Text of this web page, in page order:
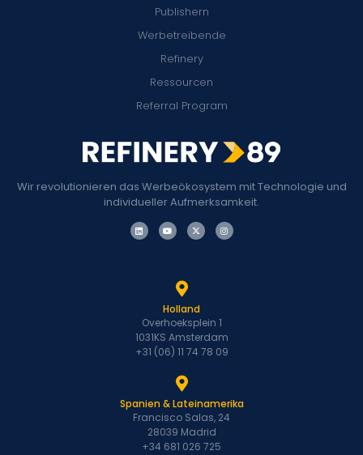
Wir revolutionieren das Werbeökosystem mit Technologie und
individueller Aufmerksamkeit.
Publishern
Werbetreibende
Refinery
Ressourcen
Referral Program
Holland
Overhoeksplein 1
1031KS Amsterdam
+31 (06) 11 74 78 09
Spanien & Lateinamerika
Francisco Salas, 24
28039 Madrid
+34 681 026 725